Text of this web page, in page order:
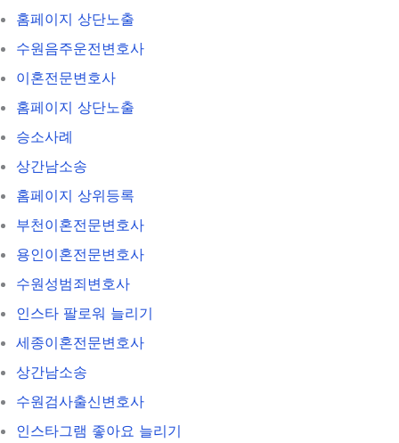
홈페이지 상단노출
수원음주운전변호사
이혼전문변호사
홈페이지 상단노출
승소사례
상간남소송
홈페이지 상위등록
부천이혼전문변호사
용인이혼전문변호사
수원성범죄변호사
인스타 팔로워 늘리기
세종이혼전문변호사
상간남소송
수원검사출신변호사
인스타그램 좋아요 늘리기